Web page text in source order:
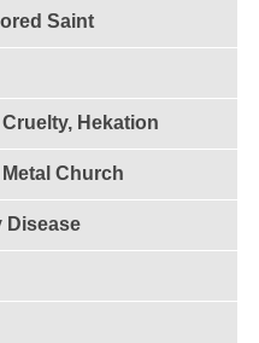
Saint
Hekation
Church
Disease